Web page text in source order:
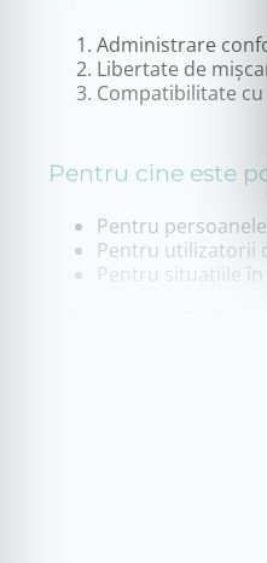
Administrare
Libertate de
Compatibilitate cu
Pentru cine este
Pentru
Pentru utilizatorii
Pentru situațiile